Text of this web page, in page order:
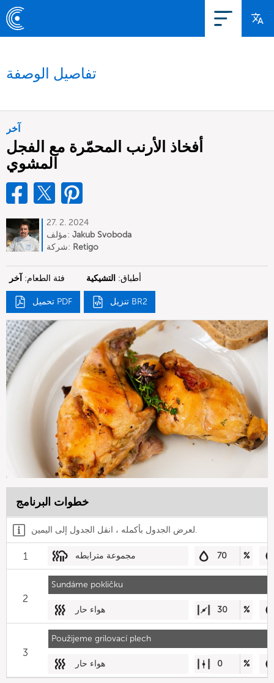
تفاصيل الوصفة
آخر
أفخاذ الأرنب المحمّرة مع الفجل
المشوي
27. 2. 2024
مؤلف: Jakub Svoboda
شركة: Retigo
فئة الطعام: آخر أطباق: التشيكية
تحميل PDF تنزيل BR2
خطوات البرنامج
لعرض الجدول بأكمله ، انقل الجدول إلى اليمين.
1 مجموعة مترابطه 70 %
Sundáme pokličku
2
هواء حار 30 %
Použijeme grilovací plech
3
هواء حار 0 %